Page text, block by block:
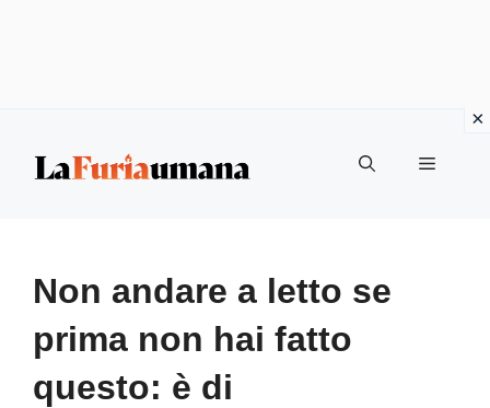
Menu
Non andare a letto se
prima non hai fatto
questo: è di